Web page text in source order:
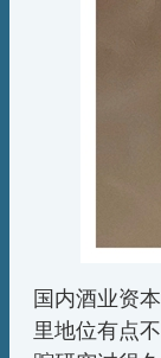
国内酒业资
里地位有点